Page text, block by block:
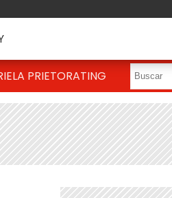
PRIETORATING